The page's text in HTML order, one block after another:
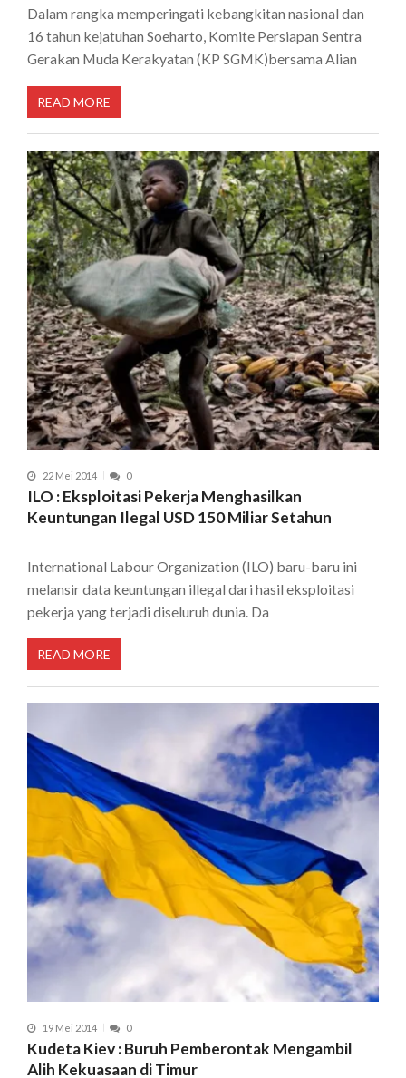
Dalam rangka memperingati kebangkitan nasional dan
16 tahun kejatuhan Soeharto, Komite Persiapan Sentra
Gerakan Muda Kerakyatan (KP SGMK)bersama Alian
READ MORE
22 Mei 2014 0
ILO : Eksploitasi Pekerja Menghasilkan
Keuntungan Ilegal USD 150 Miliar Setahun
International Labour Organization (ILO) baru-baru ini
melansir data keuntungan illegal dari hasil eksploitasi
pekerja yang terjadi diseluruh dunia. Da
READ MORE
19 Mei 2014 0
Kudeta Kiev : Buruh Pemberontak Mengambil
Alih Kekuasaan di Timur